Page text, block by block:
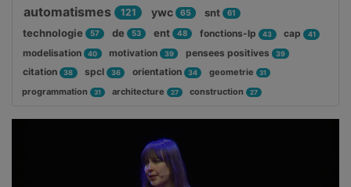
automatismes 121 ywc 65 snt 61
technologie 57 de 53 ent 48 fonctions-lp 43 cap 41
modelisation 40 motivation 39 pensees positives 39
citation 38 spcl 36 orientation 34 geometrie 31
programmation 31 architecture 27 construction 27